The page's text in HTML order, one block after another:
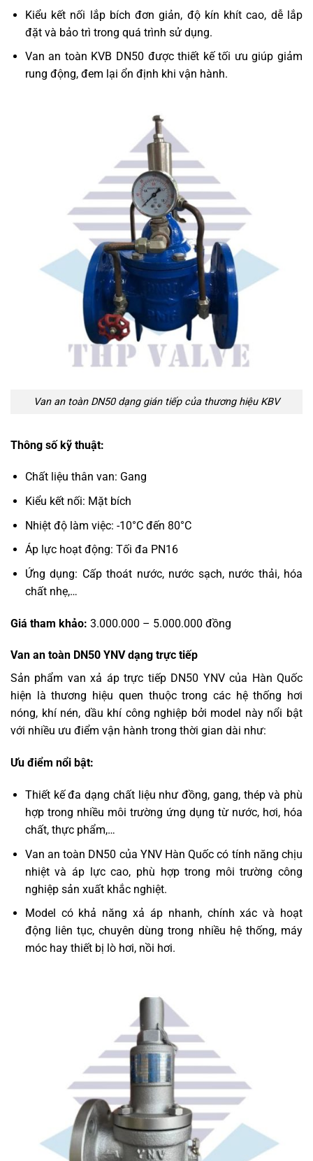
Kiểu kết nối lắp bích đơn giản, độ kín khít cao, dễ lắp
đặt và bảo trì trong quá trình sử dụng.
Van an toàn KVB DN50 được thiết kế tối ưu giúp giảm
rung động, đem lại ổn định khi vận hành.
Van an toàn DN50 dạng gián tiếp của thương hiệu KBV
Thông số kỹ thuật:
Chất liệu thân van: Gang
Kiểu kết nối: Mặt bích
Nhiệt độ làm việc: -10°C đến 80°C
Áp lực hoạt động: Tối đa PN16
Ứng dụng: Cấp thoát nước, nước sạch, nước thải, hóa
chất nhẹ,…
Giá tham khảo: 3.000.000 – 5.000.000 đồng
Van an toàn DN50 YNV dạng trực tiếp
Sản phẩm van xả áp trực tiếp DN50 YNV của Hàn Quốc
hiện là thương hiệu quen thuộc trong các hệ thống hơi
nóng, khí nén, dầu khí công nghiệp bởi model này nổi bật
với nhiều ưu điểm vận hành trong thời gian dài như:
Ưu điểm nổi bật:
Thiết kế đa dạng chất liệu như đồng, gang, thép và phù
hợp trong nhiều môi trường ứng dụng từ nước, hơi, hóa
chất, thực phẩm,…
Van an toàn DN50 của YNV Hàn Quốc có tính năng chịu
nhiệt và áp lực cao, phù hợp trong môi trường công
nghiệp sản xuất khắc nghiệt.
Model có khả năng xả áp nhanh, chính xác và hoạt
động liên tục, chuyên dùng trong nhiều hệ thống, máy
móc hay thiết bị lò hơi, nồi hơi.